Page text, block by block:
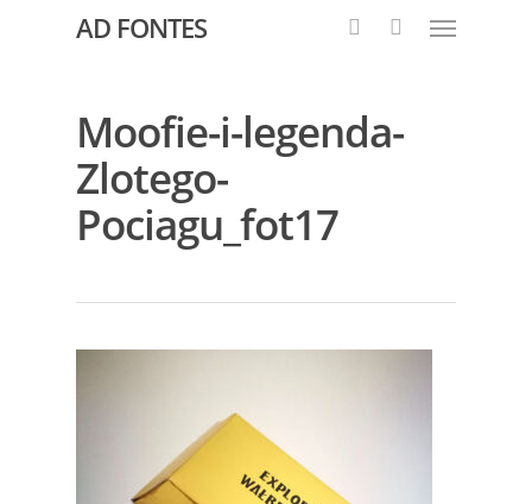
AD FONTES
Moofie-i-legenda-
Zlotego-
Pociagu_fot17